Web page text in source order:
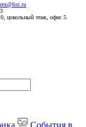
цокольный этаж, офис 5.
События в